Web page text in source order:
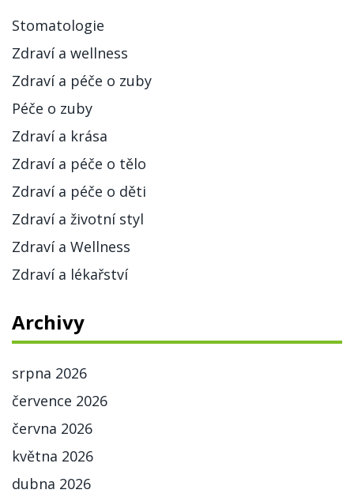
Stomatologie
Zdraví a wellness
Zdraví a péče o zuby
Péče o zuby
Zdraví a krása
Zdraví a péče o tělo
Zdraví a péče o děti
Zdraví a životní styl
Zdraví a Wellness
Zdraví a lékařství
Archivy
srpna 2026
července 2026
června 2026
května 2026
dubna 2026